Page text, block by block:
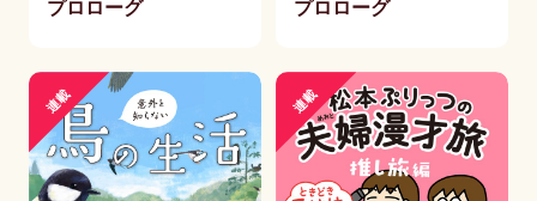
プロローグ プロローグ
連載 連載